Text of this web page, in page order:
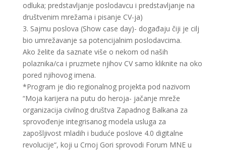
odluka; predstavljanje poslodavcu i predstavljanje na
društvenim mrežama i pisanje CV-ja)
3. Sajmu poslova (Show case day)- događaju čiji je cilj
bio umrežavanje sa potencijalnim poslodavcima.
Ako želite da saznate više o nekom od naših
polaznika/ca i pruzmete njihov CV samo kliknite na oko
pored njihovog imena.
*Program je dio regionalnog projekta pod nazivom
“Moja karijera na putu do heroja- jačanje mreže
organizacija civilnog društva Zapadnog Balkana za
sprovođenje integrisanog modela usluga za
zapošljivost mladih i buduće poslove 4.0 digitalne
revolucije“, koji u Crnoj Gori sprovodi Forum MNE u